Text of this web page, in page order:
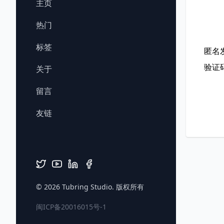
主页
热门
标签
关于
留言
友链
© 2026 Tubring Studio. 版权所有
闽ICP备20016015号-1
匿名
验证